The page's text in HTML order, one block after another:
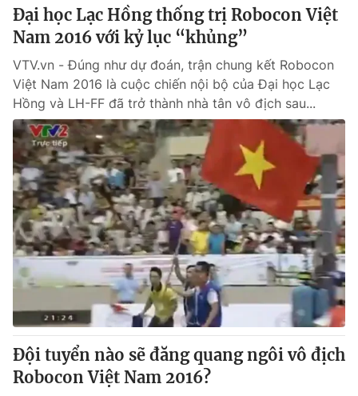
Đại học Lạc Hồng thống trị Robocon Việt
Nam 2016 với kỷ lục “khủng”
VTV.vn - Đúng như dự đoán, trận chung kết Robocon
Việt Nam 2016 là cuộc chiến nội bộ của Đại học Lạc
Hồng và LH-FF đã trở thành nhà tân vô địch sau...
Đội tuyển nào sẽ đăng quang ngôi vô địch
Robocon Việt Nam 2016?